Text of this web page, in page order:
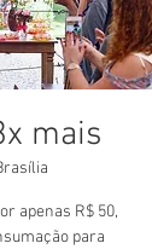
mais
apenas R$ 50,
para